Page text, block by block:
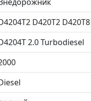
D420T2 D420T8
2.0 Turbodiesel